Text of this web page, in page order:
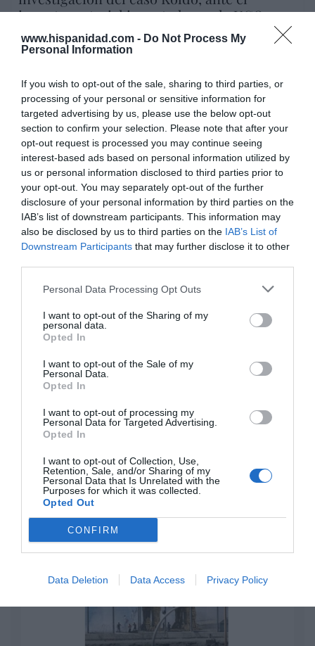
www.hispanidad.com - Do Not Process My
Personal Information
If you wish to opt-out of the sale, sharing to third parties, or
processing of your personal or sensitive information for
targeted advertising by us, please use the below opt-out
section to confirm your selection. Please note that after your
opt-out request is processed you may continue seeing
interest-based ads based on personal information utilized by
us or personal information disclosed to third parties prior to
your opt-out. You may separately opt-out of the further
disclosure of your personal information by third parties on the
IAB’s list of downstream participants. This information may
also be disclosed by us to third parties on the IAB’s List of
Downstream Participants that may further disclose it to other
Personal Data Processing Opt Outs
I want to opt-out of the Sharing of my
personal data.
Opted In
I want to opt-out of the Sale of my
Personal Data.
Opted In
I want to opt-out of processing my
Personal Data for Targeted Advertising.
Opted In
I want to opt-out of Collection, Use,
Retention, Sale, and/or Sharing of my
Personal Data that Is Unrelated with the
Purposes for which it was collected.
Opted Out
CONFIRM
Data Deletion Data Access Privacy Policy
ingente material incautado por la UCO
por Redacción
Opinión
Enormes minucias
por Eulogio López
El IBEX 35 cerró la sesión del miércoles en
Eulogio López
convertir al musulmán
Eulogio López
No perdamos el norte: la
emigración es mala
Eulogio López
Argumentos